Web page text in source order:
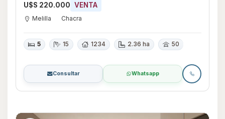
U$S 220.000 VENTA
Melilla Chacra
5 15 1234 2.36 ha 50
Consultar Whatsapp